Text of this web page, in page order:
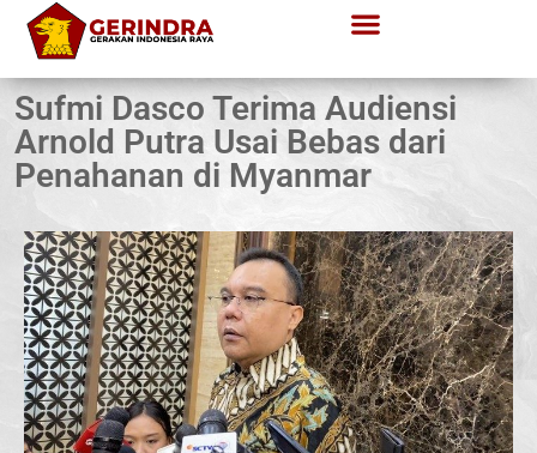
Sufmi Dasco Terima Audiensi
Arnold Putra Usai Bebas dari
Penahanan di Myanmar